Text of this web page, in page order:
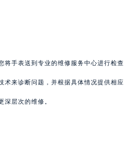
将手表送到专业的维修服务中心进行检查
术来诊断问题，并根据具体情况提供相应
深层次的维修。